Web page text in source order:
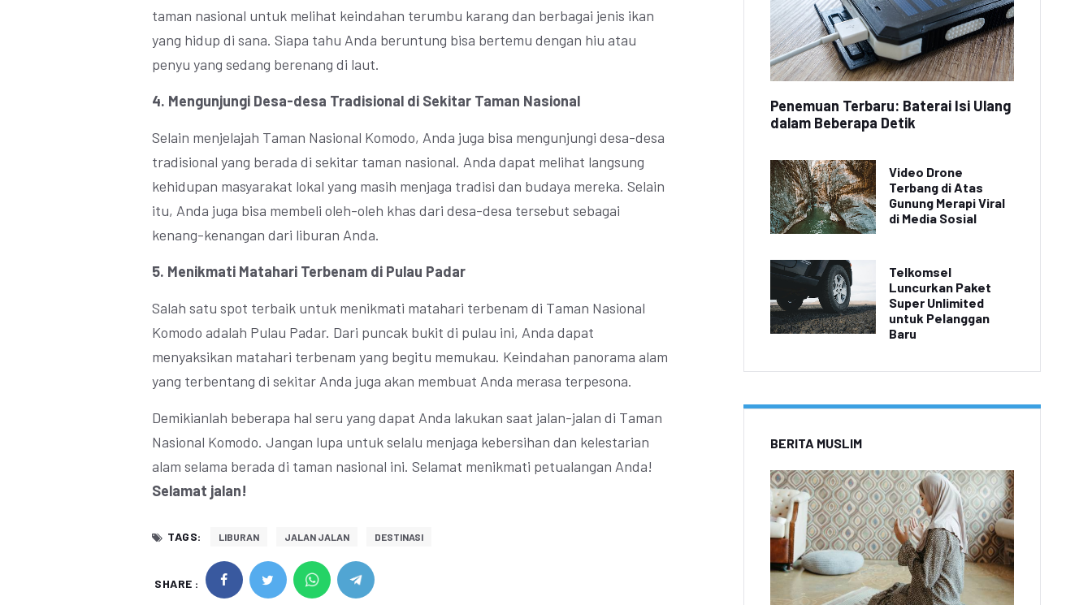
taman nasional untuk melihat keindahan terumbu karang dan berbagai jenis ikan
yang hidup di sana. Siapa tahu Anda beruntung bisa bertemu dengan hiu atau
penyu yang sedang berenang di laut.
4. Mengunjungi Desa-desa Tradisional di Sekitar Taman Nasional
Selain menjelajah Taman Nasional Komodo, Anda juga bisa mengunjungi desa-desa
tradisional yang berada di sekitar taman nasional. Anda dapat melihat langsung
kehidupan masyarakat lokal yang masih menjaga tradisi dan budaya mereka. Selain
itu, Anda juga bisa membeli oleh-oleh khas dari desa-desa tersebut sebagai
kenang-kenangan dari liburan Anda.
5. Menikmati Matahari Terbenam di Pulau Padar
Salah satu spot terbaik untuk menikmati matahari terbenam di Taman Nasional
Komodo adalah Pulau Padar. Dari puncak bukit di pulau ini, Anda dapat
menyaksikan matahari terbenam yang begitu memukau. Keindahan panorama alam
yang terbentang di sekitar Anda juga akan membuat Anda merasa terpesona.
Demikianlah beberapa hal seru yang dapat Anda lakukan saat jalan-jalan di Taman
Nasional Komodo. Jangan lupa untuk selalu menjaga kebersihan dan kelestarian
alam selama berada di taman nasional ini. Selamat menikmati petualangan Anda!
Selamat jalan!
TAGS: LIBURAN JALAN JALAN DESTINASI
SHARE :
Penemuan Terbaru: Baterai Isi Ulang
dalam Beberapa Detik
Video Drone
Terbang di Atas
Gunung Merapi Viral
di Media Sosial
Telkomsel
Luncurkan Paket
Super Unlimited
untuk Pelanggan
Baru
BERITA MUSLIM